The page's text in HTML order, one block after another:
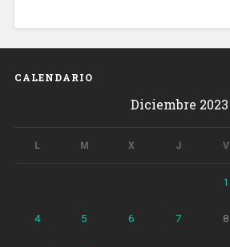
CALENDARIO
Diciembre 2023
L M X J V
1
4 5 6 7 8